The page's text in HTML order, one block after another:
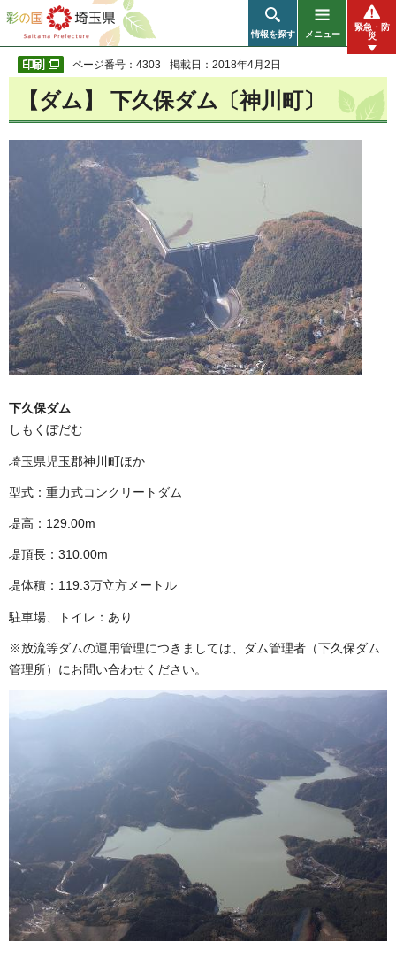
彩の国 埼玉県
情報を探す メニュー
緊急・防
災
ページ番号：4303 掲載日：2018年4月2日
【ダム】 下久保ダム〔神川町〕
下久保ダム
しもくぼだむ
埼玉県児玉郡神川町ほか
型式：重力式コンクリートダム
堤高：129.00m
堤頂長：310.00m
堤体積：119.3万立方メートル
駐車場、トイレ：あり
※放流等ダムの運用管理につきましては、ダム管理者（下久保ダム
管理所）にお問い合わせください。